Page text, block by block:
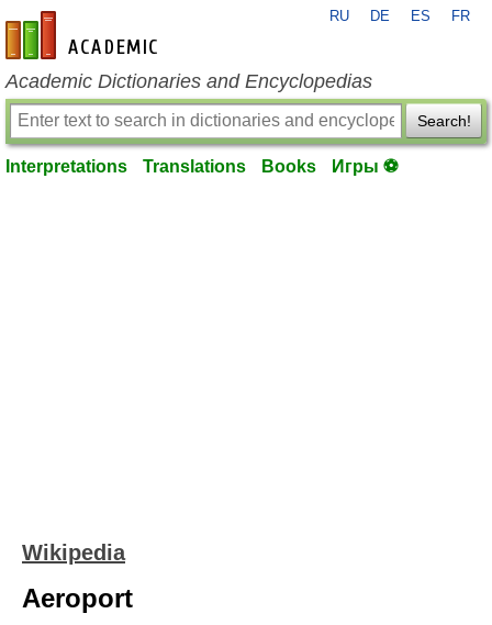
en-academic.com
RU DE ES FR
Academic Dictionaries and Encyclopedias
Search!
Interpretations Translations Books Игры ⚽
Wikipedia
Aeroport